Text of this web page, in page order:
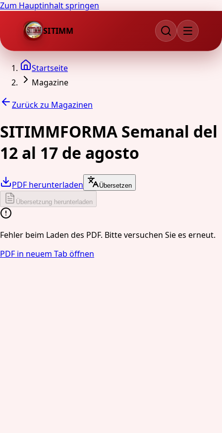
Zum Hauptinhalt springen
SITIMM
Startseite
Magazine
Zurück zu Magazinen
SITIMMFORMA Semanal del
12 al 17 de agosto
PDF herunterladen Übersetzen
Übersetzung herunterladen
Fehler beim Laden des PDF. Bitte versuchen Sie es erneut.
PDF in neuem Tab öffnen